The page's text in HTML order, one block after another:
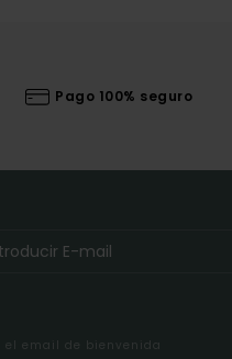
Pago 100% seguro
el email de bienvenida